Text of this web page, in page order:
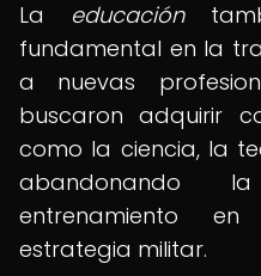
La educación
fundamental en la
a nuevas
buscaron adquirir
como la ciencia, la
abandonando
entrenamiento
estrategia militar.